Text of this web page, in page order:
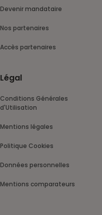
Devenir mandataire
Nos partenaires
Accès partenaires
Légal
Conditions Générales
d'Utilisation
Mentions légales
Politique Cookies
Données personnelles
Mentions comparateurs